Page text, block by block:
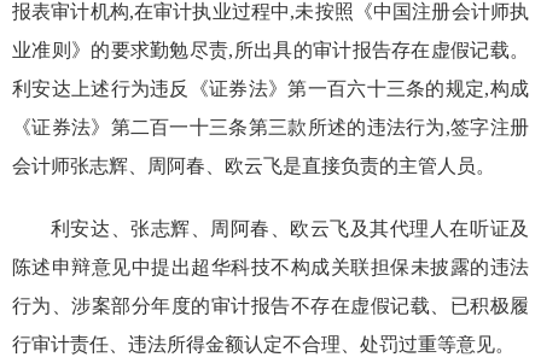
报表审计机构,在审计执业过程中,未按照《中国注册会计师执
业准则》的要求勤勉尽责,所出具的审计报告存在虚假记载。
利安达上述行为违反《证券法》第一百六十三条的规定,构成
《证券法》第二百一十三条第三款所述的违法行为,签字注册
会计师张志辉、 周阿春、欧云飞是直接负责的主管人员。
利安达、张志辉、周阿春、欧云飞及其代理人在听证及
陈述申辩意见中提出超华科技不构成关联担保未披露的违法
行为 、涉案部分年度的审计报告不存在虚假记载、 已积极履
行审计责任、 违法所得金额认定不合理、处罚过重等意见。